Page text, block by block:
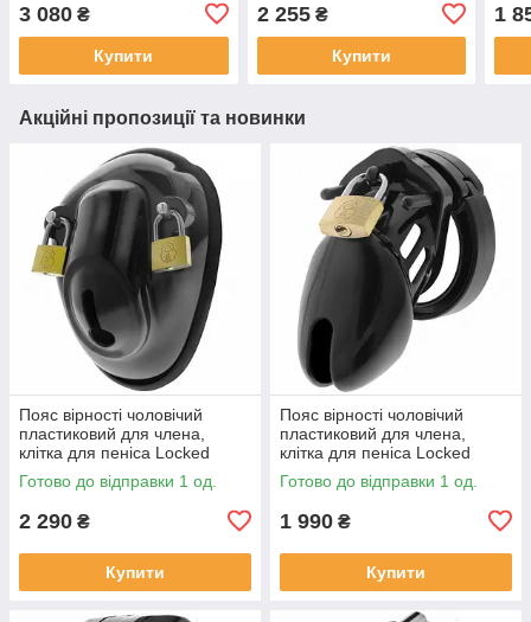
кришкою та подвійним
замком
3 080 ₴
Купити
6000 S
2 255₴
Купити
1
Акційні пропозиції та новинки
Пояс вірності чоловічий
пластиковий для члена,
клітка для пеніса Locked
Keyless Restraint 11,5 см
Готово до відправки 1 од.
2 290 ₴
Купити
Пояс вірності чоловічий
пластиковий для члена,
клітка для пеніса Locked
Obsidian Hold S 9 см
Готово до відправки 1 од.
1 990 ₴
Купити